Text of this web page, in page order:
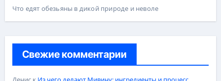
Что едят обезьяны в дикой природе и неволе
Свежие комментарии